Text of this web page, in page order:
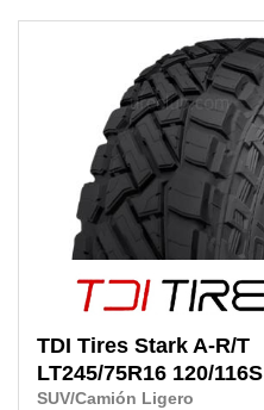
TDI Tires Stark A-R/T
LT245/75R16 120/116S
SUV/Camión Ligero